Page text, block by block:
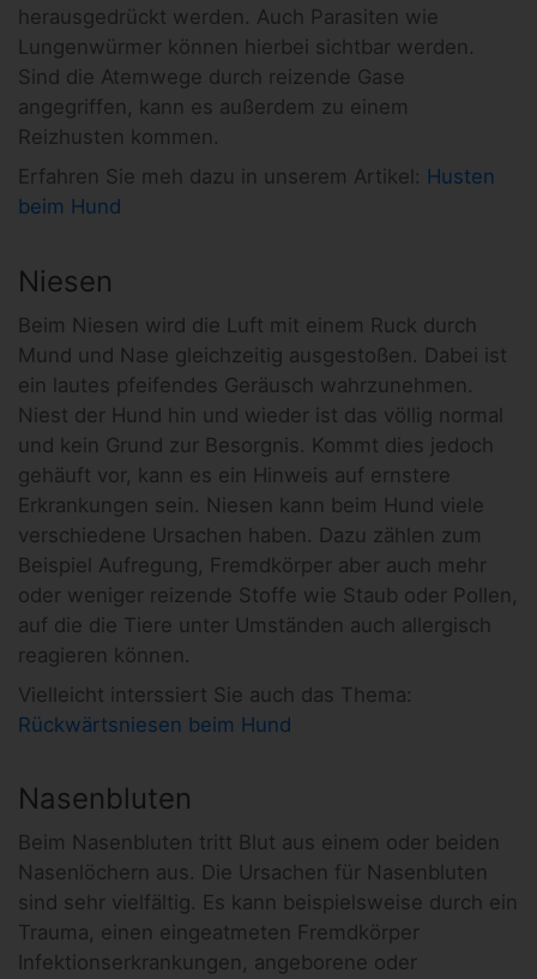
herausgedrückt werden. Auch Parasiten wie
Lungenwürmer können hierbei sichtbar werden.
Sind die Atemwege durch reizende Gase
angegriffen, kann es außerdem zu einem
Reizhusten kommen.
Erfahren Sie meh dazu in unserem Artikel: Husten
beim Hund
Niesen
Beim Niesen wird die Luft mit einem Ruck durch
Mund und Nase gleichzeitig ausgestoßen. Dabei ist
ein lautes pfeifendes Geräusch wahrzunehmen.
Niest der Hund hin und wieder ist das völlig normal
und kein Grund zur Besorgnis. Kommt dies jedoch
gehäuft vor, kann es ein Hinweis auf ernstere
Erkrankungen sein. Niesen kann beim Hund viele
verschiedene Ursachen haben. Dazu zählen zum
Beispiel Aufregung, Fremdkörper aber auch mehr
oder weniger reizende Stoffe wie Staub oder Pollen,
auf die die Tiere unter Umständen auch allergisch
reagieren können.
Vielleicht interssiert Sie auch das Thema:
Rückwärtsniesen beim Hund
Nasenbluten
Beim Nasenbluten tritt Blut aus einem oder beiden
Nasenlöchern aus. Die Ursachen für Nasenbluten
sind sehr vielfältig. Es kann beispielsweise durch ein
Trauma, einen eingeatmeten Fremdkörper
Infektionserkrankungen, angeborene oder